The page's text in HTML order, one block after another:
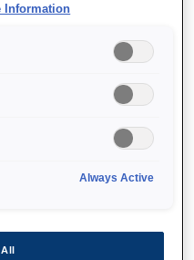
Information
Always Active